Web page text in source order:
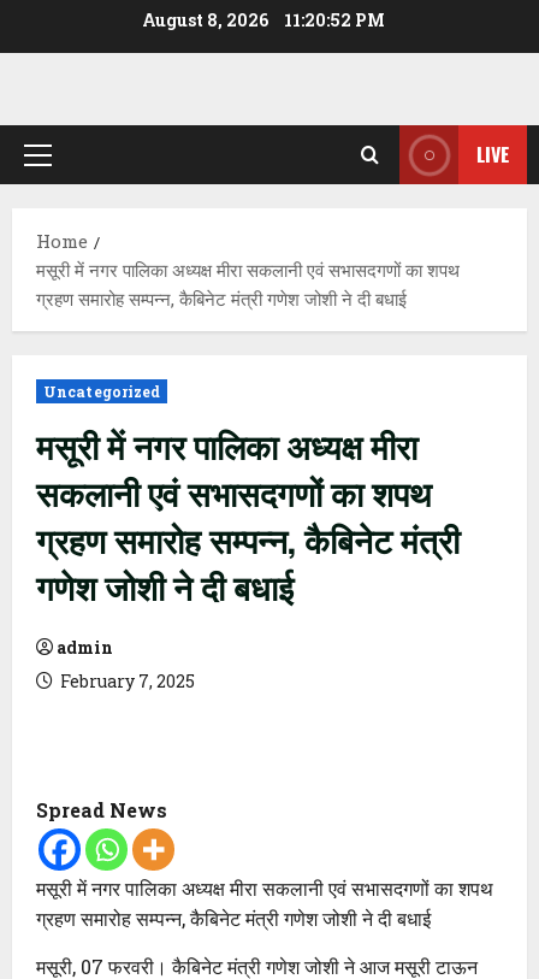
August 8, 2026 11:20:53 PM
Primary
LIVE
Home
मसूरी में नगर पालिका अध्यक्ष मीरा सकलानी एवं सभासदगणों का शपथ
ग्रहण समारोह सम्पन्न, कैबिनेट मंत्री गणेश जोशी ने दी बधाई
Uncategorized
मसूरी में नगर पालिका अध्यक्ष मीरा
सकलानी एवं सभासदगणों का शपथ
ग्रहण समारोह सम्पन्न, कैबिनेट मंत्री
गणेश जोशी ने दी बधाई
admin
February 7, 2025
Spread News
मसूरी में नगर पालिका अध्यक्ष मीरा सकलानी एवं सभासदगणों का शपथ
ग्रहण समारोह सम्पन्न, कैबिनेट मंत्री गणेश जोशी ने दी बधाई
मसूरी, 07 फरवरी। कैबिनेट मंत्री गणेश जोशी ने आज मसूरी टाऊन